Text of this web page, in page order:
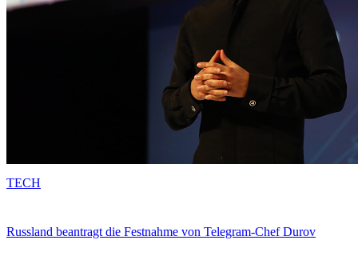
Russland beantragt die Festnahme von Telegram-Chef Durov
TECH